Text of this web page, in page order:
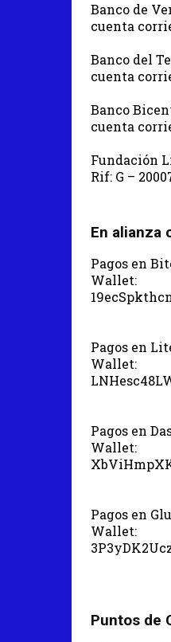
Banco de
cuenta
Banco del
cuenta
Banco
cuenta
Fundación
Rif: G –
En alianza
Pagos en
Wallet:
Pagos en
Wallet:
Pagos en
Wallet:
Pagos en
Wallet:
Puntos de